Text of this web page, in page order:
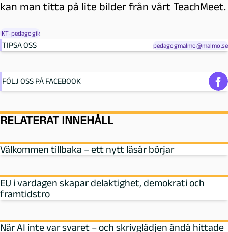
kan man titta på lite bilder från vårt TeachMeet.
IKT-pedagogik
TIPSA OSS pedagogmalmo@malmo.se
FÖLJ OSS PÅ FACEBOOK
RELATERAT INNEHÅLL
Välkommen tillbaka – ett nytt läsår börjar
EU i vardagen skapar delaktighet, demokrati och
framtidstro
När AI inte var svaret – och skrivglädjen ändå hittade